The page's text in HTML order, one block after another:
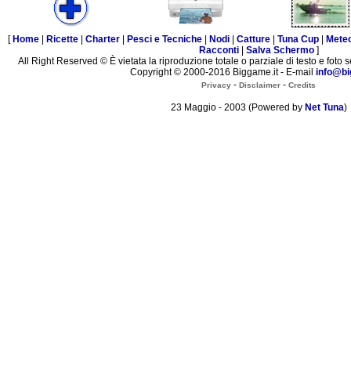
[ Home Ricette Charter Pesci e Tecniche Nodi Catture Tuna Cup
Racconti| Salva Schermo]
All Right Reserved © È vietata la riproduzione totale o parziale di testo e foto
Copyright © 2000-2016 Biggame.it - E-mail
Privacy - Disclaimer - Credits
23 Maggio - 2003 (Powered by Net Tuna)